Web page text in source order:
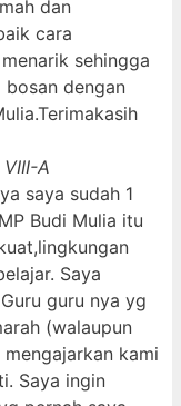
dan
cara
sehingga
dengan
VIII-A
saya sudah 1
Budi Mulia itu
Saya
guru nya yg
(walaupun
kami
Saya ingin